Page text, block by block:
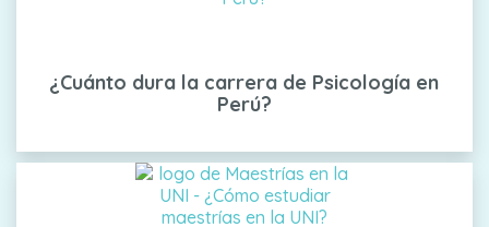
¿Cuánto dura la carrera de Psicología en
Perú?